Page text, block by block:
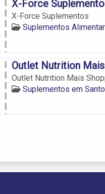
X-Force
X-Force Suplementos
Suplementos
Outlet Nutrition
Outlet Nutrition Mais
Suplementos em